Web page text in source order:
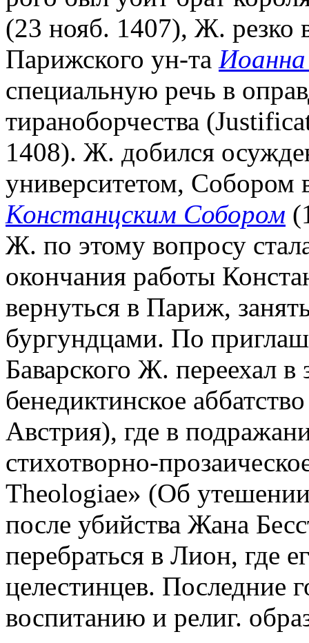
(23 нояб. 1407), Ж. резко
Парижского ун-та
специальную речь в
тираноборчества
1408). Ж. добился
университетом,
Констанцским Собором
Ж. по этому вопросу
окончания работы
вернуться в Париж,
бургундцами. По
Баварского Ж. переехал в
бенедиктинское
Австрия), где в
стихотворно-
Theologiae» (Об
после убийства Жана
перебраться в Лион, где
целестинцев. Последние
воспитанию и религ.